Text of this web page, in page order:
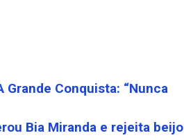
Conquista: “Nunca
Bia Miranda e rejeita beijo